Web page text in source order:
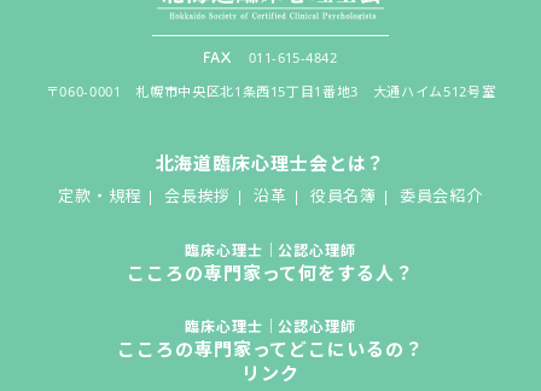
011-615-4842
〒060-0001 札幌市中央区北1条西15丁目1番地3 大通ハイム512号室
北海道臨床心理士会とは？
定款・規程 会長挨拶 沿革 役員名簿 委員会紹介
臨床心理士｜公認心理師
こころの専門家って何をする人？
臨床心理士｜公認心理師
こころの専門家ってどこにいるの？
リンク